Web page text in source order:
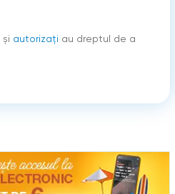
şi autorizați au dreptul de a